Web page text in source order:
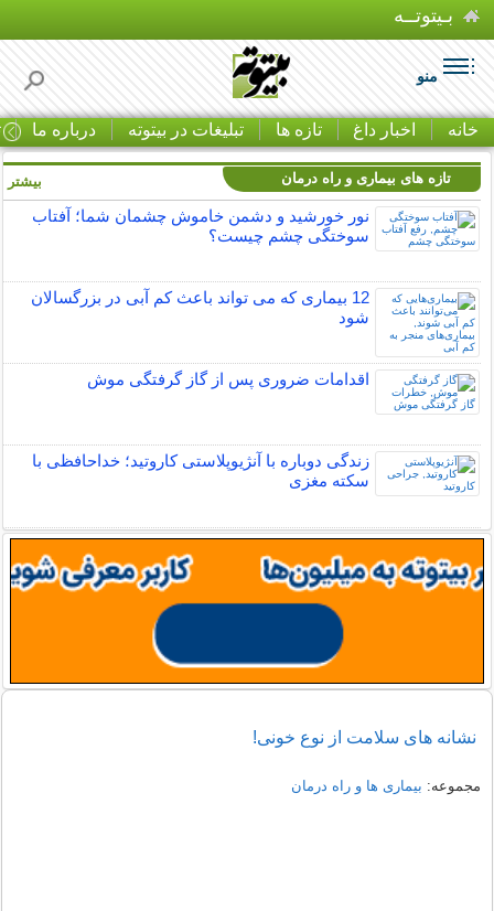
بـیتوتــه
منو
خانه اخبار داغ تازه ها تبلیغات در بیتوته درباره ما
تازه های بیماری و راه درمان
نور خورشید و دشمن خاموش چشمان شما؛ آفتاب
سوختگی چشم چیست؟
12 بیماری که می تواند باعث کم آبی در بزرگسالان
شود
اقدامات ضروری پس از گاز گرفتگی موش
زندگی دوباره با آنژیوپلاستی کاروتید؛ خداحافظی با
سکته مغزی
بیشتر
نشانه های سلامت از نوع خونی!
مجموعه: بیماری ها و راه درمان